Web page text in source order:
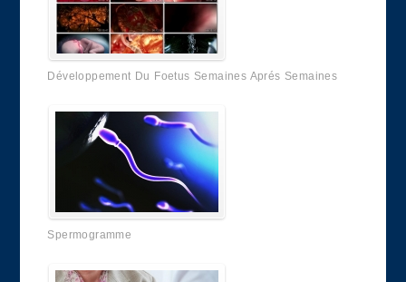
Développement Du Foetus Semaines Aprés Semaines
Spermogramme